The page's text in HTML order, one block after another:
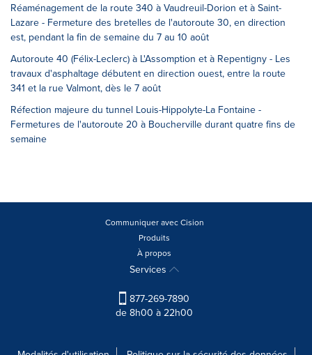
Réaménagement de la route 340 à Vaudreuil-Dorion et à Saint-
Lazare - Fermeture des bretelles de l'autoroute 30, en direction
est, pendant la fin de semaine du 7 au 10 août
Autoroute 40 (Félix-Leclerc) à L'Assomption et à Repentigny - Les
travaux d'asphaltage débutent en direction ouest, entre la route
341 et la rue Valmont, dès le 7 août
Réfection majeure du tunnel Louis-Hippolyte-La Fontaine -
Fermetures de l'autoroute 20 à Boucherville durant quatre fins de
semaine
Communiquer avec Cision
Produits
À propos
Services
877-269-7890
de 8h00 à 22h00